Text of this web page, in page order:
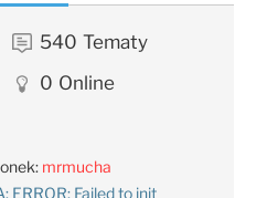
540 Tematy
0 Online
mrmucha
ERROR: Failed to init